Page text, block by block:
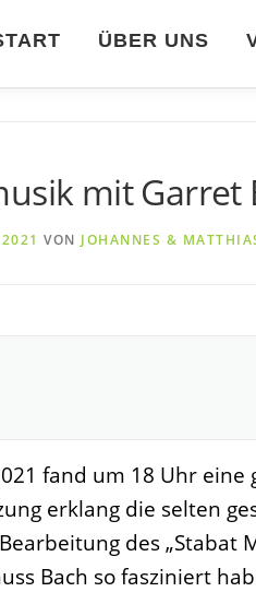
ÜBER UNS
mit Garret
VON JOHANNES &
fand um 18 Uhr
erklang die selten
des
Bach so fasziniert